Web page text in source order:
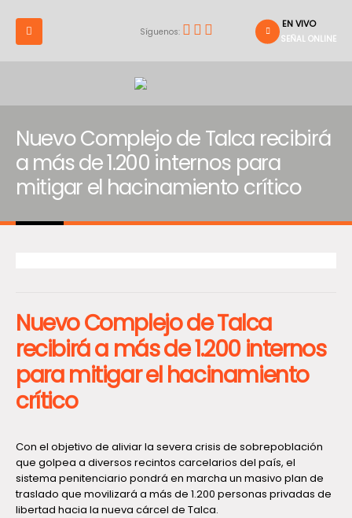
Síguenos:
EN VIVO
SEÑAL ONLINE
Nuevo Complejo de Talca recibirá
a más de 1.200 internos para
mitigar el hacinamiento crítico
Nuevo Complejo de Talca
recibirá a más de 1.200 internos
para mitigar el hacinamiento
crítico
Con el objetivo de aliviar la severa crisis de sobrepoblación
que golpea a diversos recintos carcelarios del país, el
sistema penitenciario pondrá en marcha un masivo plan de
traslado que movilizará a más de 1.200 personas privadas de
libertad hacia la nueva cárcel de Talca.